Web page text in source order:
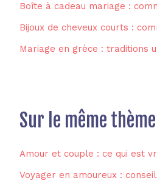
Boîte à cadeau mariage :
Bijoux de cheveux courts :
Mariage en grèce : traditions
Sur le même thème
Amour et couple : ce qui est
Voyager en amoureux :